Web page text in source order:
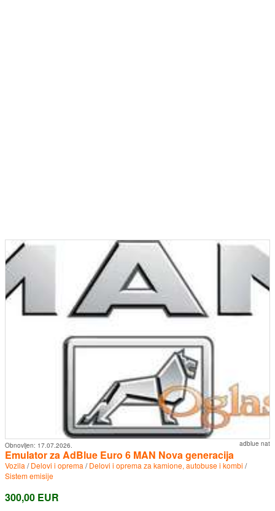
adblue nat
Obnovljen: 17.07.2026.
Emulator za AdBlue Euro 6 MAN Nova generacija
Vozila /Delovi i oprema /Delovi i oprema za kamione, autobuse i kombi /
Sistem emisije
300,00 EUR